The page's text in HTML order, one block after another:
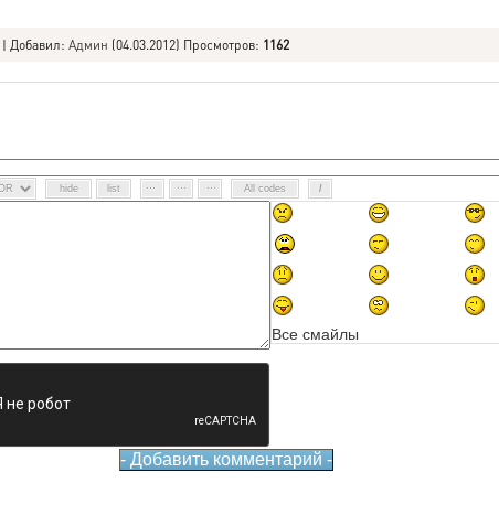
| Добавил: Админ (04.03.2012) Просмотров: 1162
Все смайлы